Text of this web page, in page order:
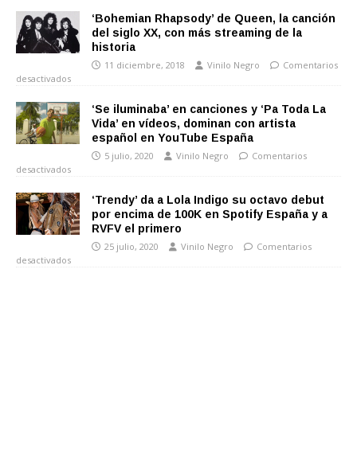
‘Bohemian Rhapsody’ de Queen, la canción
del siglo XX, con más streaming de la
historia
11 diciembre, 2018 Vinilo Negro
Comentarios
desactivados
‘Se iluminaba’ en canciones y ‘Pa Toda La
Vida’ en vídeos, dominan con artista
español en YouTube España
5 julio, 2020 Vinilo Negro
Comentarios
desactivados
‘Trendy’ da a Lola Indigo su octavo debut
por encima de 100K en Spotify España y a
RVFV el primero
25 julio, 2020 Vinilo Negro
Comentarios
desactivados